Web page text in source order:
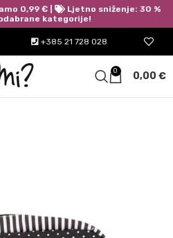
+385 21 728 028
0 0,00 €
0,99 € |
Ljetno sniženje: 30 %
kategorije!